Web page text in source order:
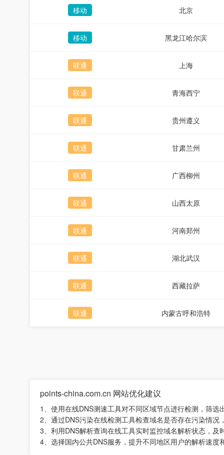
移动 北京
移动 黑龙江哈尔滨
联通 上海
联通 青海西宁
联通 贵州遵义
联通 甘肃兰州
联通 广西柳州
联通 山西太原
联通 河南郑州
联通 湖北武汉
联通 西藏拉萨
联通 内蒙古呼和浩特
points-china.com.cn 网站优化建议
1、使用在线DNS测速工具对不同区域节点进行检测，筛
2、通过DNS污染在线检测工具检查域名是否存在污染情况
3、利用DNS解析查询在线工具实时监控域名解析状态，及
4、选择国内公共DNS服务，提升不同地区用户的解析速度